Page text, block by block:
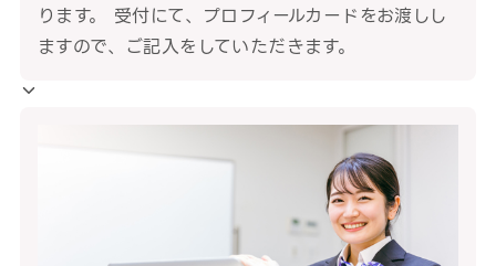
ります。 受付にて、プロフィールカードをお渡しし
ますので、ご記入をしていただきます。